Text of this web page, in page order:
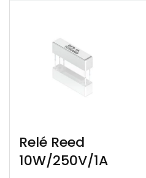
Relé Reed
10W/250V/1A